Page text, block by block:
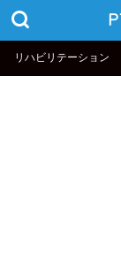
リハビリテーション